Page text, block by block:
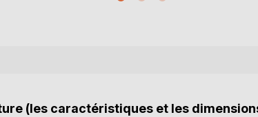
(les caractéristiques et les